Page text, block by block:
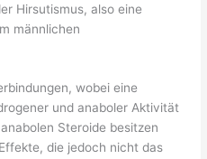
Hirsutismus, also eine
männlichen
wobei eine
und anaboler Aktivität
Steroide besitzen
die jedoch nicht das